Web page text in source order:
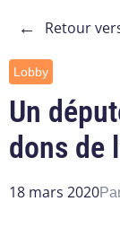
← Retour
Lobby
Un
dons de
18 mars 2020